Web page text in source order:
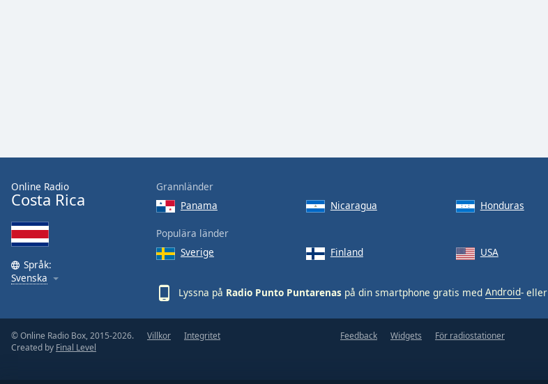
Font
Edge
Style
Font
Reset
Online Radio
Costa Rica
Språk:
Svenska
Grannländer
Panama
Nicaragua Honduras
Populära länder
Sverige
Finland USA
Lyssna på Radio Punto Puntarenas på din smartphone gratis med Android- eller
© Online Radio Box, 2015-2026.
Created by Final Level
Villkor Integritet Feedback Widgets För radiostationer